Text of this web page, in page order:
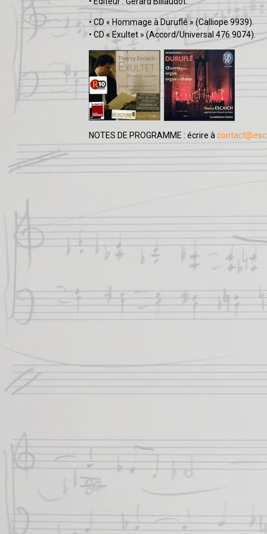
• CD « Hommage à Duruflé » (Calliope 9939).
• CD « Exultet » (Accord/Universal 476 9074).
NOTES DE PROGRAMME : écrire à